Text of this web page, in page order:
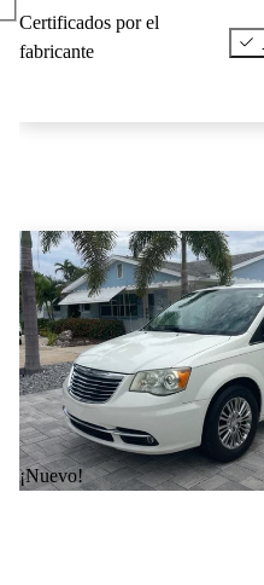
Certificados por el
fabricante
¡Nuevo!